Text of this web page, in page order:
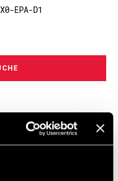
bei der X0-Kassette
Die X0 Transmission ISIS
und Brose. Die X0 Flattop
Dark Polar-Finish und
Nieten vollständig für E-
verfügt über ein „Click
verwandelt jeden Befehl
EPA-D1